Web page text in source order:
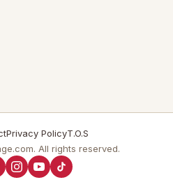
Privacy PolicyT.O.S
All rights reserved.